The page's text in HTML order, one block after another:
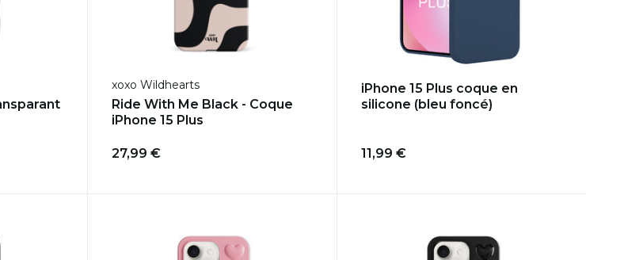
xoxo Wildhearts
Ride With Me Black - Coque
iPhone 15 Plus
27,99 €
iPhone 15 Plus coque en
silicone (bleu foncé)
11,99 €